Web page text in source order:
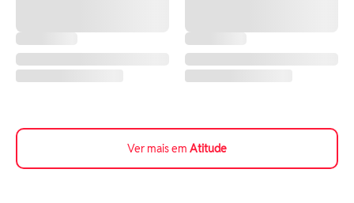
Ver mais em Atitude